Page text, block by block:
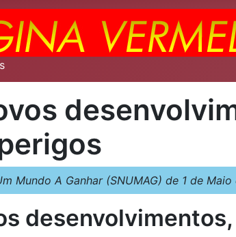
Mundo A Ganhar (SNUMAG) de 1 de Maio